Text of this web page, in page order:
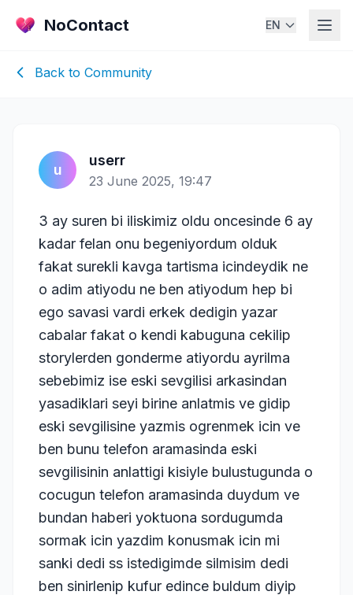
NoContact EN
Back to Community
u
userr
23 June 2025, 19:47
3 ay suren bi iliskimiz oldu oncesinde 6 ay
kadar felan onu begeniyordum olduk
fakat surekli kavga tartisma icindeydik ne
o adim atiyodu ne ben atiyodum hep bi
ego savasi vardi erkek dedigin yazar
cabalar fakat o kendi kabuguna cekilip
storylerden gonderme atiyordu ayrilma
sebebimiz ise eski sevgilisi arkasindan
yasadiklari seyi birine anlatmis ve gidip
eski sevgilisine yazmis ogrenmek icin ve
ben bunu telefon aramasinda eski
sevgilisinin anlattigi kisiyle bulustugunda o
cocugun telefon aramasinda duydum ve
bundan haberi yoktuona sordugumda
sormak icin yazdim konusmak icin mi
sanki dedi ss istedigimde silmisim dedi
ben sinirlenip kufur edince buldum diyip